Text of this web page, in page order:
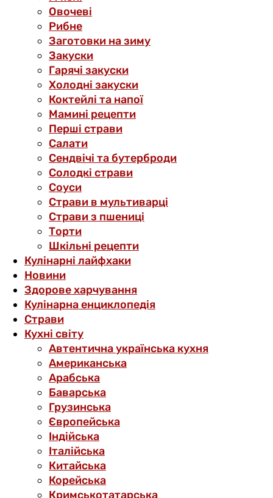
Овочеві
Рибне
Заготовки на зиму
Закуски
Гарячі закуски
Холодні закуски
Коктейлі та напої
Мамині рецепти
Перші страви
Салати
Сендвічі та бутерброди
Солодкі страви
Соуси
Страви в мультиварці
Страви з пшениці
Торти
Шкільні рецепти
Кулінарні лайфхаки
Новини
Здорове харчування
Кулінарна енциклопедія
Страви
Кухні світу
Автентична українська кухня
Американська
Арабська
Баварська
Грузинська
Європейська
Індійська
Італійська
Китайська
Корейська
Кримськотатарська